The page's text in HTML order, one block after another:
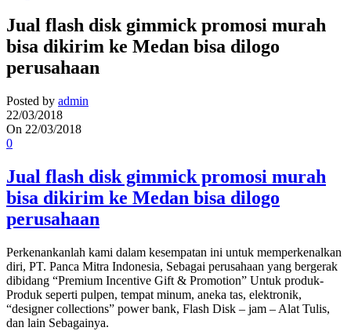
Jual flash disk gimmick promosi murah
bisa dikirim ke Medan bisa dilogo
perusahaan
Posted by admin
22/03/2018
On 22/03/2018
0
Jual flash disk gimmick promosi murah
bisa dikirim ke Medan bisa dilogo
perusahaan
Perkenankanlah kami dalam kesempatan ini untuk memperkenalkan
diri, PT. Panca Mitra Indonesia, Sebagai perusahaan yang bergerak
dibidang “Premium Incentive Gift & Promotion” Untuk produk-
Produk seperti pulpen, tempat minum, aneka tas, elektronik,
“designer collections” power bank, Flash Disk – jam – Alat Tulis,
dan lain Sebagainya.